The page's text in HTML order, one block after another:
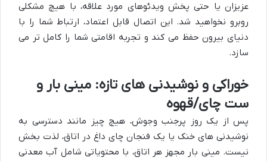
عزیزان یا حتی پخش ویدئوهای مورد علاقه، با هیچ مشکلی
روبرو نخواهید شد. این اتصال قابل اعتماد، ارتباط شما را با
دنیای بیرون حفظ می کند و تجربه اقامتی شما را کامل تر می
سازد.
خوراکی و نوشیدنی های تازه: مینی بار و
ست چای/قهوه
پس از یک روز پرجنب وجوش، هیچ چیز مانند دسترسی به
نوشیدنی های خنک یا یک فنجان چای داغ در اتاق، لذت بخش
نیست. مینی بار مجهز هر اتاق، با محتویاتی شامل آب معدنی